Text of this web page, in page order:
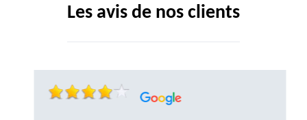
Les avis de nos clients